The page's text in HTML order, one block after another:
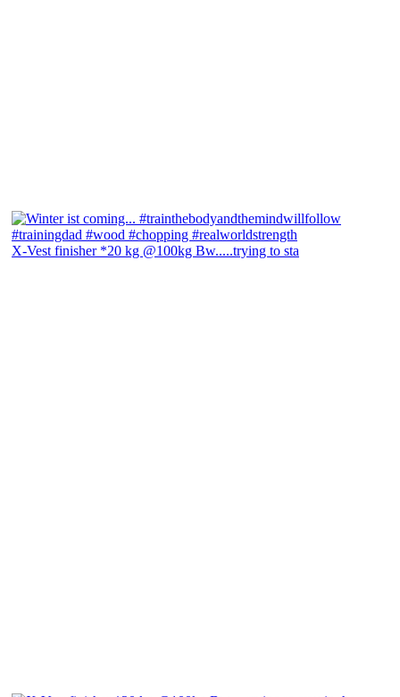
X-Vest finisher *20 kg @100kg Bw.....trying to sta